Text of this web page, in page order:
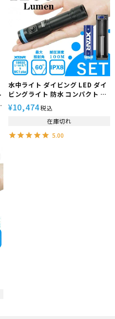
水中ライト ダイビング LED ダイ
ビングライト 防水 コンパクト ハ
ンディライト 充電式 D20 press
1200 (電池 充電器 付属 ) XTAR
¥10,474税込
在庫切れ
5.00